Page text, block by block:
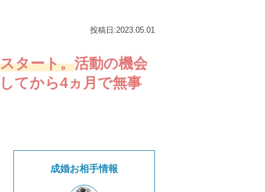
投稿日:2023.05.01
タート。活動の機会
てから4ヵ月で無事
成婚お相手情報